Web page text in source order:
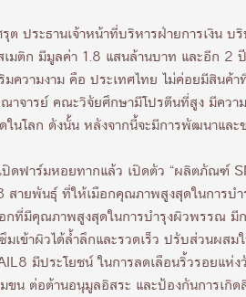
ต ประธานเจ้าหน้าที่บริหารฝ่ายการเงิน
มติก มีมูลค่า 1.8 แสนล้านบาท และอีก
วามงาม คือ ประเทศไทย ไม่ค่อยมีสินค้า
าจารย์ คณะวิจัยศึกษามีโปรตีนที่สูง มีคว
ในโลก ดังนั้น หลังจากนี้จะมีการพัฒนาแ
ปิดฟาร์มหอยทากแล้ว เปิดตัว “ผลิตภัณฑ์
ายพันธุ์ ที่ให้เมือกคุณภาพสูงสุดในการบำ
กที่มีคุณภาพสูงสุดในการบำรุงผิวพรรณ มี
มเข้าผิวได้ล้ำลึกและรวดเร็ว ปรับส่วนผส
มีประโยชน์ ในการลดเลือนริ้วรอยแ
ขน ต่อต้านอนุมูลอิสระ และป้องกันการ